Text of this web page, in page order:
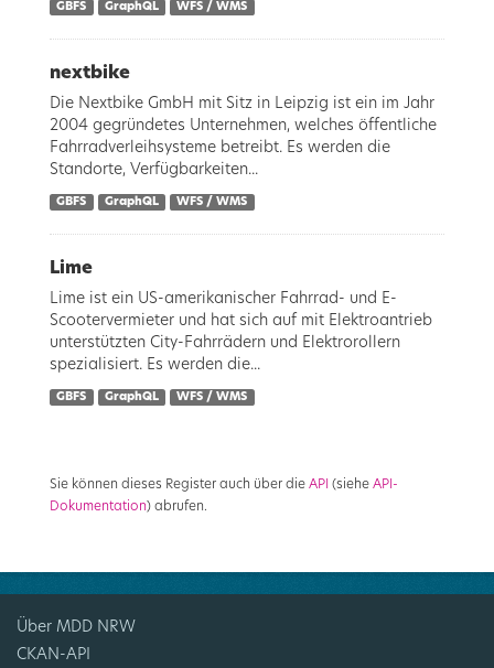
GBFS GraphQL WFS / WMS
nextbike
Die Nextbike GmbH mit Sitz in Leipzig ist ein im Jahr
2004 gegründetes Unternehmen, welches öffentliche
Fahrradverleihsysteme betreibt. Es werden die
Standorte, Verfügbarkeiten...
GBFS GraphQL WFS / WMS
Lime
Lime ist ein US-amerikanischer Fahrrad- und E-
Scootervermieter und hat sich auf mit Elektroantrieb
unterstützten City-Fahrrädern und Elektrorollern
spezialisiert. Es werden die...
GBFS GraphQL WFS / WMS
Sie können dieses Register auch über die API (siehe API-
Dokumentation) abrufen.
Über MDD NRW
CKAN-API